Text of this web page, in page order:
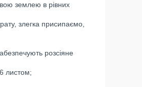
землею в рівних
злегка присипаємо,
розсіяне
листом;